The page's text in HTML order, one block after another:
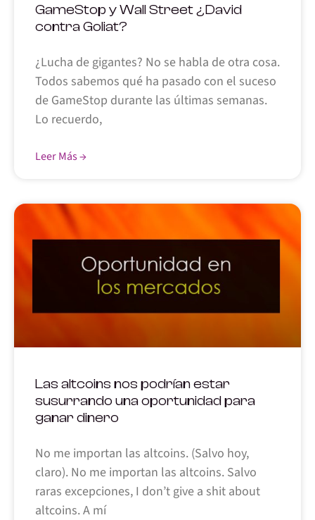
GameStop y Wall Street ¿David
contra Goliat?
¿Lucha de gigantes? No se habla de otra cosa.
Todos sabemos qué ha pasado con el suceso
de GameStop durante las últimas semanas.
Lo recuerdo,
Leer Más →
Las altcoins nos podrían estar
susurrando una oportunidad para
ganar dinero
No me importan las altcoins. (Salvo hoy,
claro). No me importan las altcoins. Salvo
raras excepciones, I don’t give a shit about
altcoins. A mí